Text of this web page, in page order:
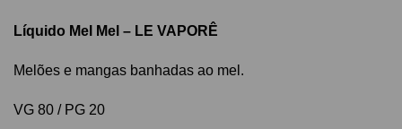
Líquido Mel Mel – LE VAPORÊ
Melões e mangas banhadas ao mel.
VG 80 / PG 20